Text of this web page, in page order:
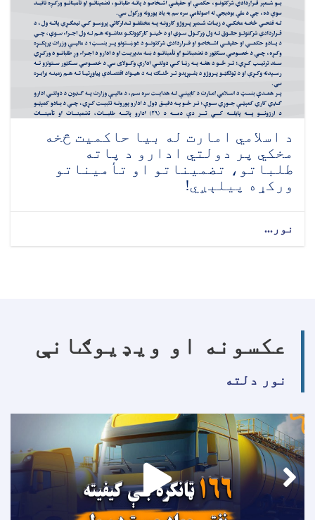
د اسلامي امارت له بیا حاکمیت څخه
مخکي پر دولتي ادارو د پاته
طلباتو، تضمیناتو او تأمیناتو
ورکړه پیلېږي!
نور...
عکسونه او ویډیوګانې
نور دلته